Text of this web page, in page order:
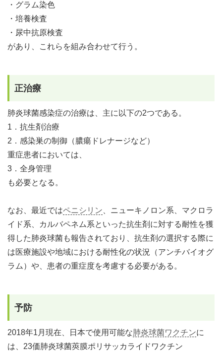
・グラム染色
・培養検査
・尿中抗原検査
があり、これらを組み合わせて行う。
正治療
肺炎球菌感染症の治療は、主に以下の2つである。
1．抗生剤治療
2．感染巣の制御（膿瘍ドレナージなど）
重症患者においては、
3．全身管理
も必要となる。
なお、最近ではペニシリン 、ニューキノロン系、マクロラ
イド系、カルバペネム系といった抗生剤に対する耐性を獲
得した肺炎球菌も報告されており、抗生剤の選択する際に
は医療施設や地域における耐性化の状況（アンチバイオグ
ラム）や、患者の重症度を考慮する必要がある。
予防
2018年1月現在、日本で使用可能な肺炎球菌ワクチンに
は、23価肺炎球菌莢膜ポリサッカライドワクチン